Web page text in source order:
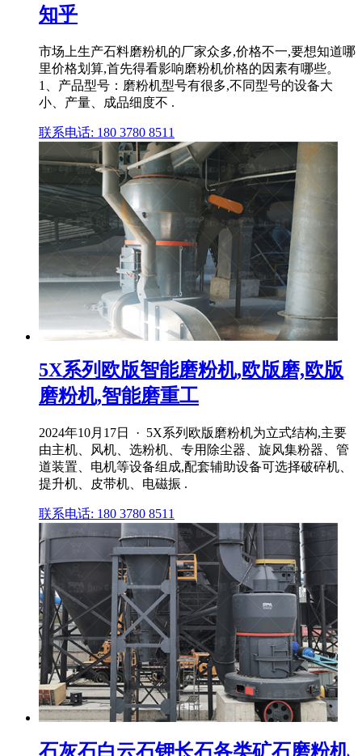
知乎
市场上生产石料磨粉机的厂家众多,价格不一,要想知道哪
里价格划算,首先得看影响磨粉机价格的因素有哪些。
1、产品型号：磨粉机型号有很多,不同型号的设备大
小、产量、成品细度不 .
联系电话: 180 3780 8511
5X系列欧版智能磨粉机,欧版磨,欧版
磨粉机,智能磨重工
2024年10月17日 · 5X系列欧版磨粉机为立式结构,主要
由主机、风机、选粉机、专用除尘器、旋风集粉器、管
道装置、电机等设备组成,配套辅助设备可选择破碎机、
提升机、皮带机、电磁振 .
联系电话: 180 3780 8511
石灰石白云石钾长石各类矿石磨粉机